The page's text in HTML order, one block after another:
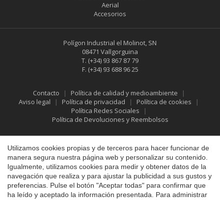
Aerial
Accesorios
Polígon Industrial el Molinot, SN
08471 Vallgorguina
T. (+34) 93 867 87 79
F. (+34) 93 688 96 25
Contacto
Política de calidad y medioambiente
Aviso legal
Política de privacidad
Política de cookies
Política Redes Sociales
Política de Devoluciones y Reembolsos
Utilizamos cookies propias y de terceros para hacer funcionar de
manera segura nuestra página web y personalizar su contenido.
Igualmente, utilizamos cookies para medir y obtener datos de la
navegación que realiza y para ajustar la publicidad a sus gustos y
preferencias. Pulse el botón "Aceptar todas" para confirmar que
ha leído y aceptado la información presentada. Para administrar